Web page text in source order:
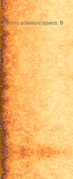
Всего комментариев:0